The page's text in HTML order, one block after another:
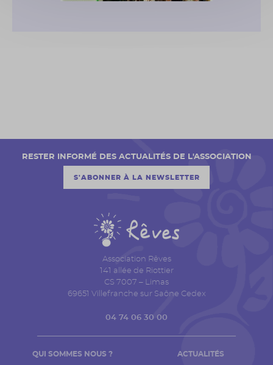
Association Rêves
141 allée de Riottier
CS 7007 – Limas
69651 Villefranche sur Saône Cedex
04 74 06 30 00
QUI SOMMES NOUS ? ACTUALITÉS
RESTER INFORMÉ DES ACTUALITÉS DE L'ASSOCIATION
S'ABONNER À LA NEWSLETTER